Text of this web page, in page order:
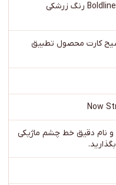
خط چشم ژلی شیگلم مدل Boldline Longwear رنگ زرشکی
کارت محصول تطبیق
و نام دقیق خط چشم ماژیکی